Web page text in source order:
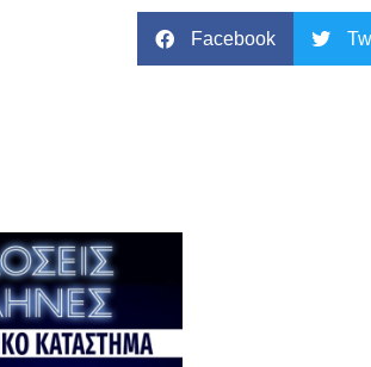
Facebook